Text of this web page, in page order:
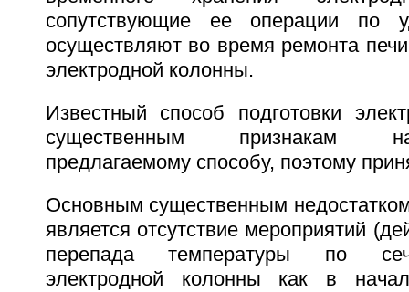
сопутствующие ее операции по
осуществляют во время ремонта
электродной колонны.
Известный способ подготовки
существенным признакам
предлагаемому способу, поэтому
Основным существенным
является отсутствие мероприятий
перепада температуры по
электродной колонны как в